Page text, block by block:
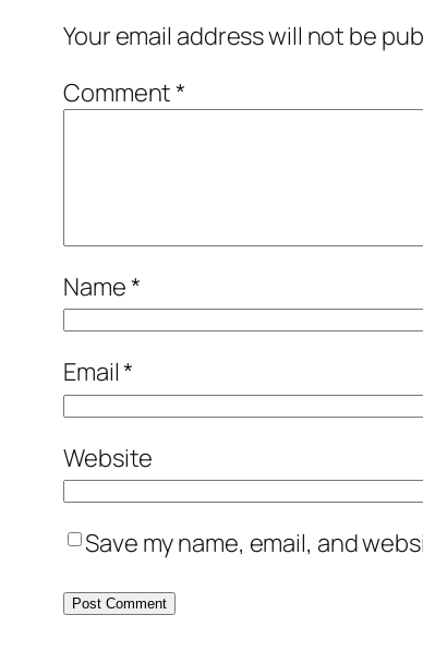
Your email address will not be
Comment*
Name*
Email*
Website
Save my name, email, and